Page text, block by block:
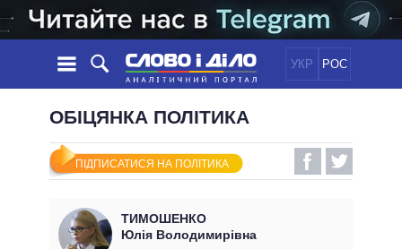
УКР РОС
НОВИНИ
СТРІЧКА
ПОДІЇ
СТАТТІ
ДУМКИ
ПОЛІТИКА
ЕКОНОМІКА
СВІТ
ОБIЦЯНКИ
УСІ ПОЛІТИКИІНФОГРАФІКА
ОБІЦЯНКА ПОЛІТИКА
ПІДПИСАТИСЯ НА ПОЛІТИКА
ТИМОШЕНКО
Юлія Володимирівна